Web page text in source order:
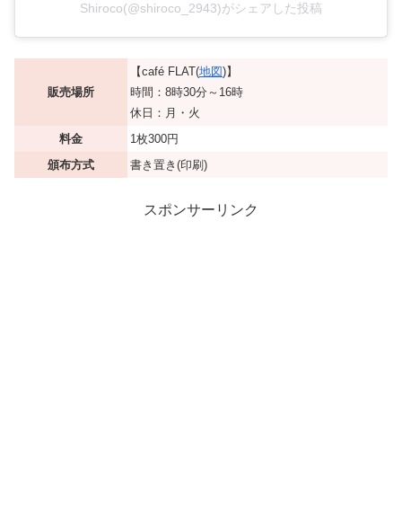
Shiroco(@shiroco_2943)がシェアした投稿
販売場所
【café FLAT(地図)】
時間：8時30分～16時
休日：月・火
料金
1枚300円
頒布方式
書き置き(印刷)
スポンサーリンク